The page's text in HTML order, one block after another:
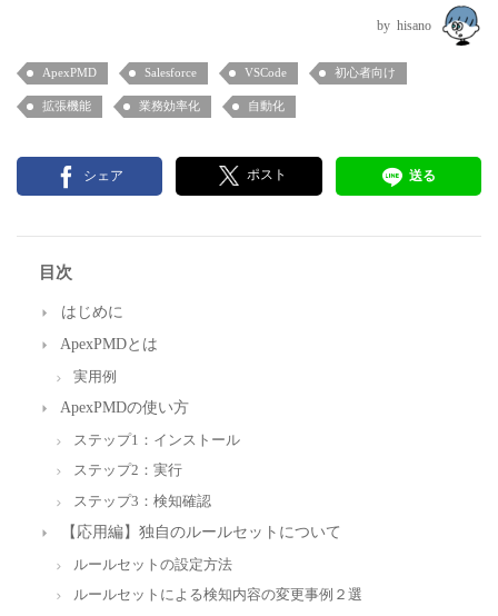
hisano
ApexPMD Salesforce VSCode 初心者向け
拡張機能 業務効率化 自動化
シェア ポスト 送る
目次
はじめに
ApexPMDとは
実用例
ApexPMDの使い方
ステップ1：インストール
ステップ2：実行
ステップ3：検知確認
【応用編】独自のルールセットについて
ルールセットの設定方法
ルールセット​による検知内容の変更事例２選